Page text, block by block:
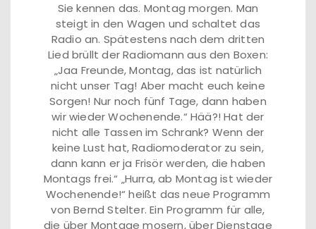
Sie kennen das. Montag morgen. Man
steigt in den Wagen und schaltet das
Radio an. Spätestens nach dem dritten
Lied brüllt der Radiomann aus den Boxen:
„Jaa Freunde, Montag, das ist natürlich
nicht unser Tag! Aber macht euch keine
Sorgen! Nur noch fünf Tage, dann haben
wir wieder Wochenende.“ Hää?! Hat der
nicht alle Tassen im Schrank? Wenn der
keine Lust hat, Radiomoderator zu sein,
dann kann er ja Frisör werden, die haben
Montags frei.“ „Hurra, ab Montag ist wieder
Wochenende!“ heißt das neue Programm
von Bernd Stelter. Ein Programm für alle,
die über Montage mosern, über Dienstage